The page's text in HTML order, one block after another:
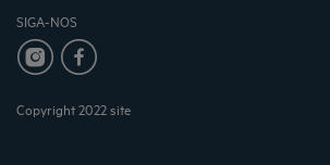
SIGA-NOS
Copyright 2022 site